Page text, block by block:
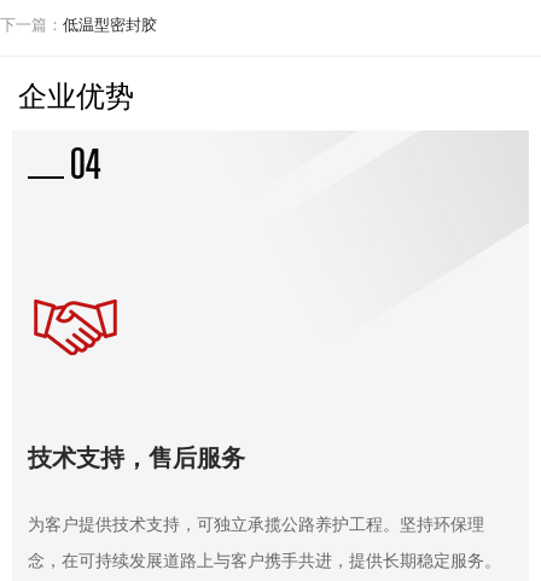
下一篇： 低温型密封胶
企业优势
04
技术支持，售后服务
为客户提供技术支持，可独立承揽公路养护工程。坚持环保理
念，在可持续发展道路上与客户携手共进，提供长期稳定服务。